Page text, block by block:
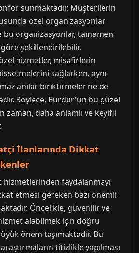
sunmaktadır. Müşterilerin
özel organizasyonlar
bu organizasyonlar, tamamen
şekillendirilebilir.
hizmetler, misafirlerin
sağlarken, aynı
anılar biriktirmelerine de
Böylece, Burdur'un bu güzel
zaman, daha anlamlı ve keyifli
İlanlarında Dikkat
faydalanmayı
etmesi gereken bazı önemli
Öncelikle, güvenilir ve
alabilmek için doğru
önem taşımaktadır. Bu
titizlikle yapılması